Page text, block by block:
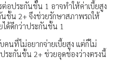
อประกันชั้น 1 อาจทำให้ค่าเบี้ยสูง
นชั้น 2+ จึงช่วยรักษาสภาพรถให้
ได้ดีกว่าประกันชั้น 1
นที่ไม่อยากจ่ายเบี้ยสูง แต่ก็ไม่
ระกันชั้น 2+ ช่วยอุดช่องว่างตรงนี้